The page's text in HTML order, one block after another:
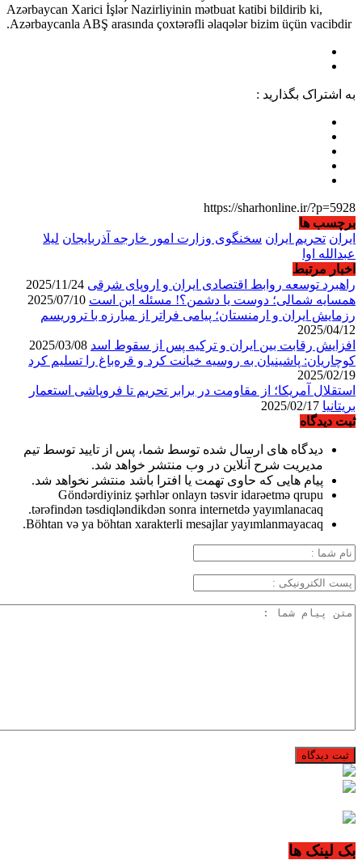
Azərbaycan Xarici İşlər Nazirliyinin mətbuat katibi bildirib ki,
Azərbaycanla ABŞ arasında çoxtərəfli əlaqələr bizim üçün vacibdir.
به اشتراک بگذارید :
https://sharhonline.ir/?p=5928
برچسب ها
ایران تحریم ایران سخنگوی وزارت امور خارجه آذربایجان لیلا
عبدالله اوا
اخبار مرتبط
راهبرد توسعه روابط اقتصادی ایران و اروپای شرقی
همسایه شمالی؛ دوست یا دشمن؟! مسئله این است
رزمایش ایران و ارمنستان؛ پیامی فراتر از مبارزه با تروریسم
2025/04/12
افزایش رقابت بین ایران و ترکیه پس از سقوط اسد
کوچاریان: پاشینیان به روسیه خیانت کرد و قره‌باغ را تسلیم کرد
2025/02/19
استقلال آمریکا؛ از مقاومت در برابر تحریم تا فروپاشی استعمار
بریتانیا
ثبت دیدگاه
دیدگاه های ارسال شده توسط شما، پس از تایید توسط تیم
مدیریت شرح آنلاین در وب منتشر خواهد شد.
پیام هایی که حاوی تهمت یا افترا باشد منتشر نخواهد شد.
Göndərdiyiniz şərhlər onlayn təsvir idarəetmə qrupu
tərəfindən təsdiqləndikdən sonra internetdə yayımlanacaq.
Böhtan və ya böhtan xarakterli mesajlar yayımlanmayacaq.
بک لینک ها